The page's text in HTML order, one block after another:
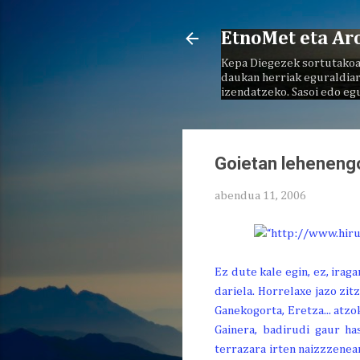
EtnoMet eta
Kepa Diegezek
daukan herriak
izendatzeko. Sasoi edo
Goietan
abendua 11, 2006
Ez dute kale egin, ez,
dariela. Horrelaxe jazo
Ganekogorta, Eretza...
Gainera, badirudi gaur
terrazara irten